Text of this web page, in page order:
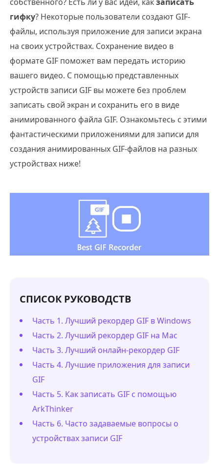
гифку? Некоторые пользователи создают GIF-
файлы, используя приложение для записи экрана
на своих устройствах. Сохранение видео в
формате GIF поможет вам передать историю
вашего видео. С помощью представленных
устройств записи GIF вы можете без проблем
записать свой экран и сохранить его в виде
анимированного файла GIF. Ознакомьтесь с этими
фантастическими приложениями для записи для
создания анимированных GIF-файлов на разных
устройствах ниже!
СПИСОК РУКОВОДСТВ
Часть 1. Лучший рекордер GIF в Windows
Часть 2. Лучший рекордер GIF на Mac
Часть 3. Лучший онлайн-рекордер GIF
Часть 4. Лучшие приложения для записи
GIF
Часть 5. Как записать GIF с помощью
ArkThinker
Часть 6. Часто задаваемые вопросы о
устройствах записи GIF